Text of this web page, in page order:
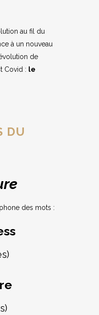
au fil du
à un nouveau
de
Covid : le
DU
des mots :